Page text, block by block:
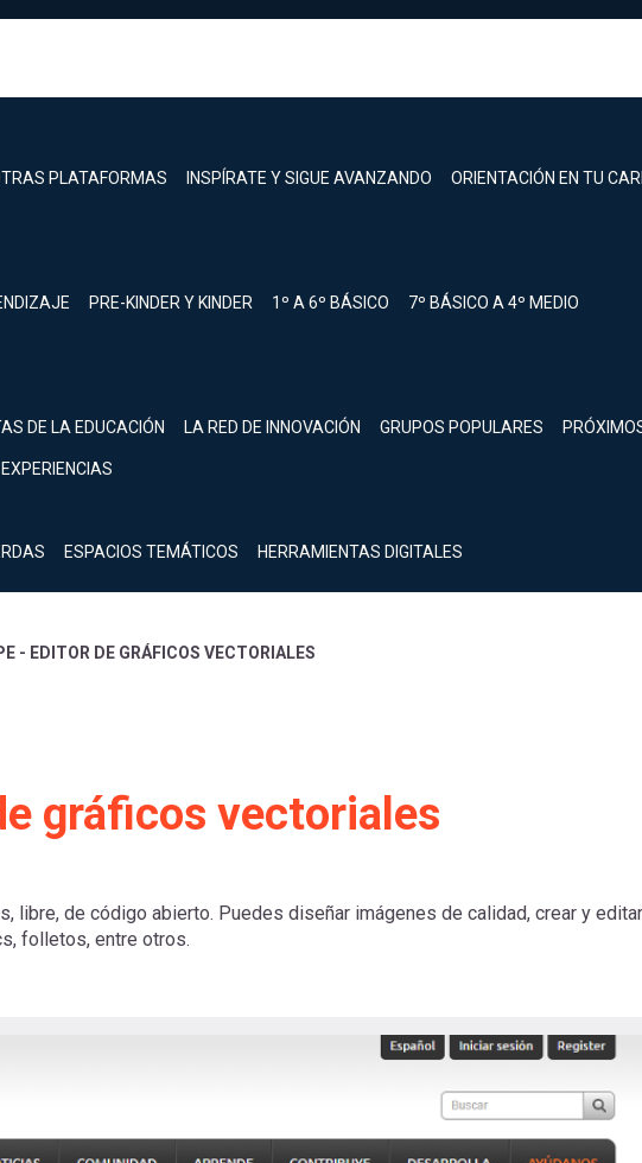
PLATAFORMAS INSPÍRATE Y SIGUE AVANZANDO ORIENTACIÓN EN TU
PRE-KINDER Y KINDER 1º A 6º BÁSICO 7º BÁSICO A 4º MEDIO
DE LA EDUCACIÓN LA RED DE INNOVACIÓN GRUPOS POPULARES
ESPACIOS TEMÁTICOS HERRAMIENTAS DIGITALES
- EDITOR DE GRÁFICOS VECTORIALES
gráficos vectoriales
libre, de código abierto. Puedes diseñar imágenes de calidad, crear y editar
folletos, entre otros.
Inicia sesión.